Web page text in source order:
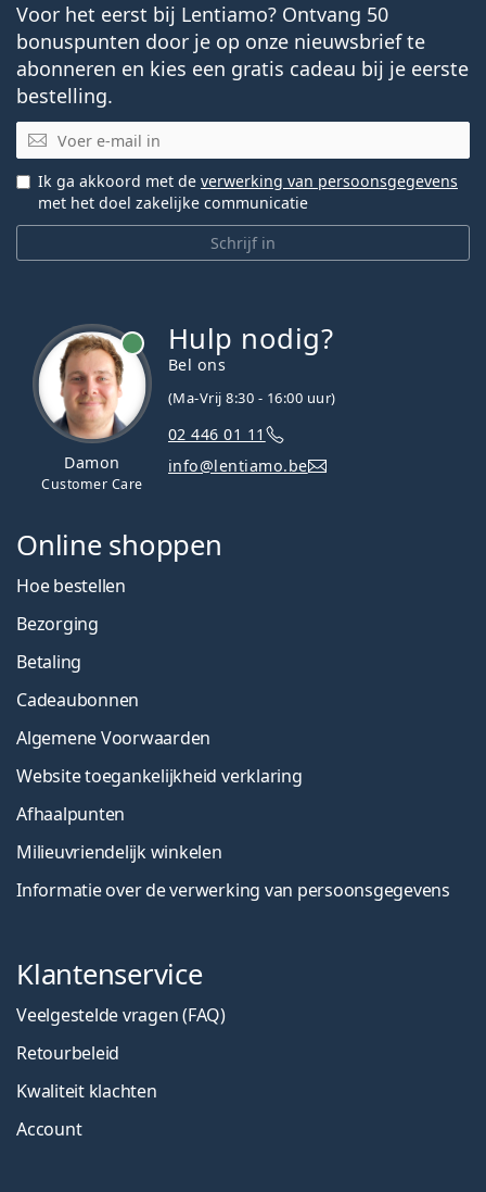
Voor het eerst bij Lentiamo? Ontvang 50
bonuspunten door je op onze nieuwsbrief te
abonneren en kies een gratis cadeau bij je eerste
bestelling.
E-mail
Schrijf in
Ik ga akkoord met de verwerking van persoonsgegevens
met het doel zakelijke communicatie
Damon
Customer Care
Hulp nodig?
Bel ons
(Ma-Vrij 8:30 - 16:00 uur)
02 446 01 11
info@lentiamo.be
Online shoppen
Hoe bestellen
Bezorging
Betaling
Cadeaubonnen
Algemene Voorwaarden
Website toegankelijkheid verklaring
Afhaalpunten
Milieuvriendelijk winkelen
Informatie over de verwerking van persoonsgegevens
Klantenservice
Veelgestelde vragen (FAQ)
Retourbeleid
Kwaliteit klachten
Account